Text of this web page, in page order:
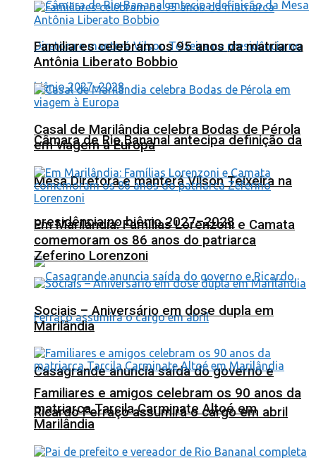
Câmara de Rio Bananal antecipa definição da
Mesa Diretora e manterá Vilson Teixeira na
presidência no biênio 2027–2028
Casagrande anuncia saída do governo e
Ricardo Ferraço assumirá o cargo em abril
Familiares celebram os 95 anos da matriarca
Antônia Liberato Bobbio
Casal de Marilândia celebra Bodas de Pérola
em viagem à Europa
Em Marilândia: Famílias Lorenzoni e Camata
comemoram os 86 anos do patriarca
Zeferino Lorenzoni
Sociais – Aniversário em dose dupla em
Marilândia
Familiares e amigos celebram os 90 anos da
matriarca Tarcila Carminate Altoé em
Marilândia